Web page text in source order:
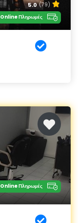
5.0 (79)
Online Πληρωμές
Online Πληρωμές